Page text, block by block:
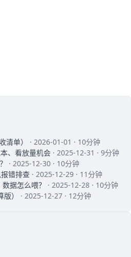
单）
· 2026-01-01 · 10分钟
、看放量机会 · 2025-12-31 · 9分钟
· 2025-12-30 · 10分钟
错排查 · 2025-12-29 · 11分钟
据怎么喂？
· 2025-12-28 · 10分钟
）
· 2025-12-27 · 12分钟